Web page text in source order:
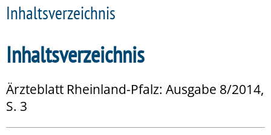
Inhaltsverzeichnis
Inhaltsverzeichnis
Ärzteblatt Rheinland-Pfalz: Ausgabe 8/2014,
S. 3